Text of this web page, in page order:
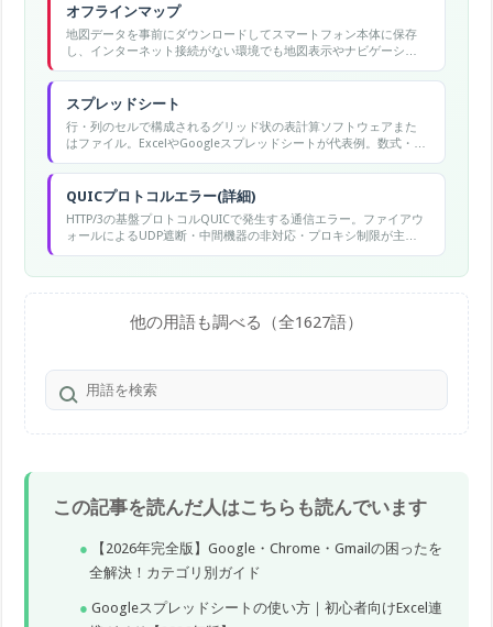
オフラインマップ
地図データを事前にダウンロードしてスマートフォン本体に保存
し、インターネット接続がない環境でも地図表示やナビゲーショ
ンが使用できる機能。
スプレッドシート
行・列のセルで構成されるグリッド状の表計算ソフトウェアまた
はファイル。ExcelやGoogleスプレッドシートが代表例。数式・グ
ラフ・データ分析機能を持ち、業務のデータ管理に広く使われ
る。
QUICプロトコルエラー(詳細)
HTTP/3の基盤プロトコルQUICで発生する通信エラー。ファイアウ
ォールによるUDP遮断・中間機器の非対応・プロキシ制限が主な
原因で発生する。
他の用語も調べる（全1627語）
この記事を読んだ人はこちらも読んでいます
【2026年完全版】Google・Chrome・Gmailの困ったを
全解決！カテゴリ別ガイド
Googleスプレッドシートの使い方｜初心者向けExcel連